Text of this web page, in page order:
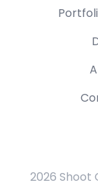
2026 Shoot